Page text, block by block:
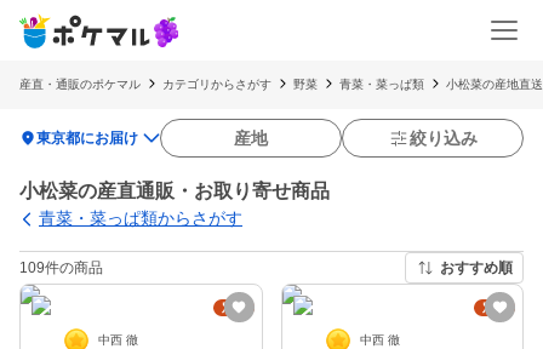
産直・通販のポケマル カテゴリからさがす 野菜 青菜・菜っぱ類 小松菜の産地直
location_on東京都にお届け 産地 絞り込み
小松菜の産直通販・お取り寄せ商品
青菜・菜っぱ類からさがす
109件の商品 おすすめ順
定期
中西 徹
定期
中西 徹